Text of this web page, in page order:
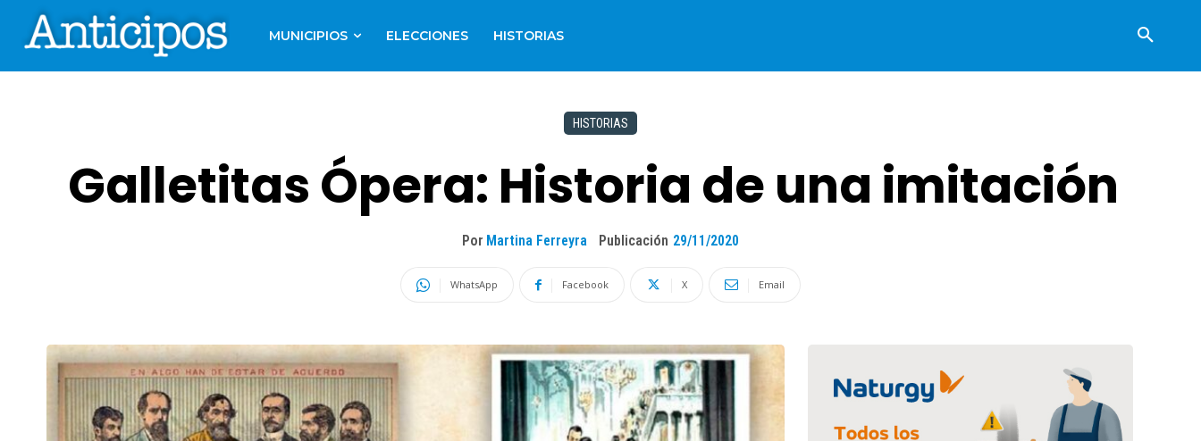
MUNICIPIOS ELECCIONES HISTORIAS
HISTORIAS
Galletitas Ópera: Historia de una imitación
Por Martina Ferreyra Publicación 29/11/2020
WhatsApp Facebook X Email